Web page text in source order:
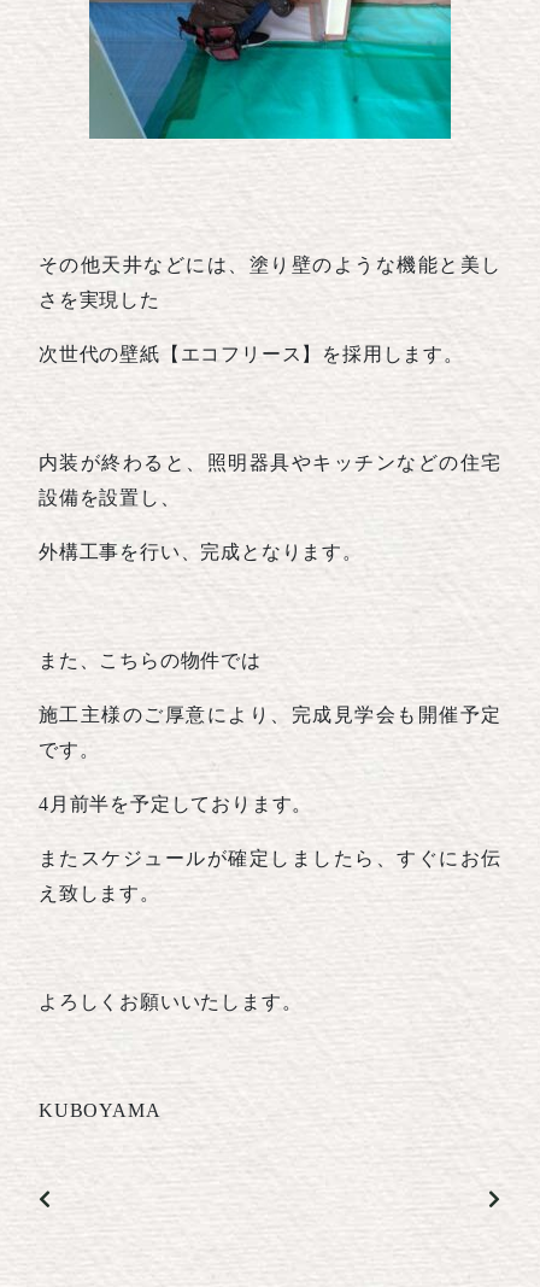
その他天井などには、塗り壁のような機能と美し
さを実現した
次世代の壁紙【エコフリース】を採用します。
内装が終わると、照明器具やキッチンなどの住宅
設備を設置し、
外構工事を行い、完成となります。
また、こちらの物件では
施工主様のご厚意により、完成見学会も開催予定
です。
4月前半を予定しております。
またスケジュールが確定しましたら、すぐにお伝
え致します。
よろしくお願いいたします。
KUBOYAMA